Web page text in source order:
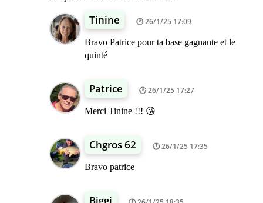
Tinine 26/1/25 17:09
Bravo Patrice pour ta base gagnante et le
quinté
Patrice 26/1/25 17:27
Merci Tinine !!! 😘
Chgros 62 26/1/25 17:35
Bravo patrice